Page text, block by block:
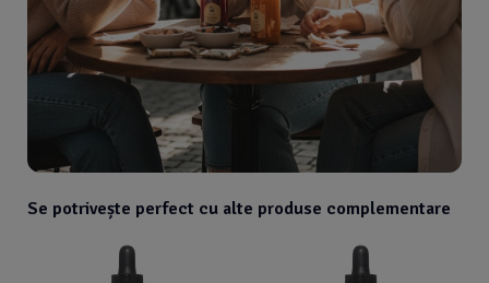
Se potrivește perfect cu alte produse complementare